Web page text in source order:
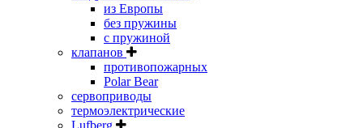
из Европы
без пружины
с пружиной
клапанов
противопожарных
Polar Bear
сервоприводы
термоэлектрические
Lufberg